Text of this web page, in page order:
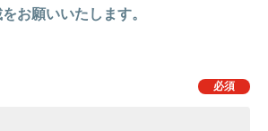
お願いいたします。